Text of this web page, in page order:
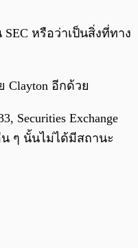
หรือว่าเป็นสิ่งที่ทาง
Clayton อีกด้วย
Exchange
ๆ นั้นไม่ได้มีสถานะ